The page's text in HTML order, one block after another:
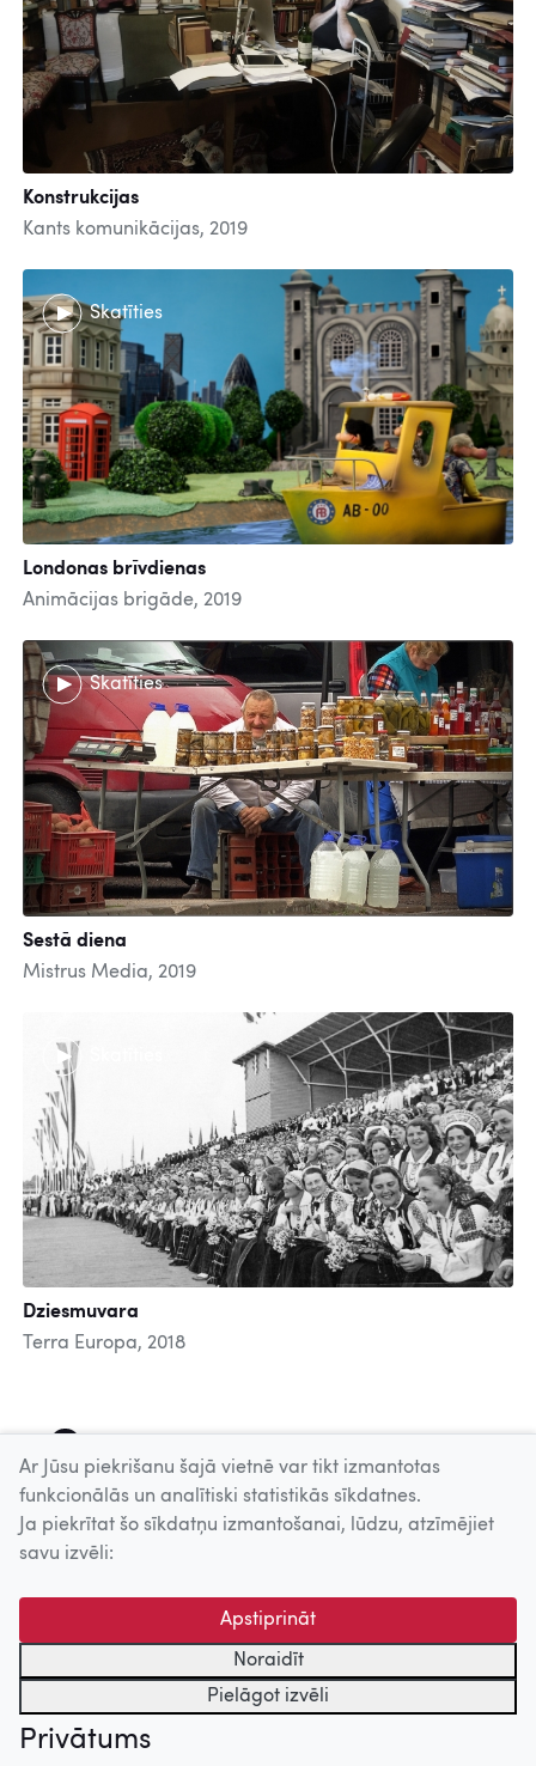
Konstrukcijas
Kants komunikācijas, 2019
Skatīties
Londonas brīvdienas
Animācijas brigāde, 2019
Skatīties
Sestā diena
Mistrus Media, 2019
Dziesmuvara
Terra Europa, 2018
Uz augšu
© 2026 Nacionālais Kino centrs, Kultūras informācijas sistēmu
centrs. Sadarbības partneris: Latvijas Valsts
kinofotofonodokumentu arhīvs.
Ar Jūsu piekrišanu šajā vietnē var tikt izmantotas
funkcionālās un analītiski statistikās sīkdatnes.
Ja piekrītat šo sīkdatņu izmantošanai, lūdzu, atzīmējiet
savu izvēli:
Apstiprināt
Noraidīt
Pielāgot izvēli
Privātums